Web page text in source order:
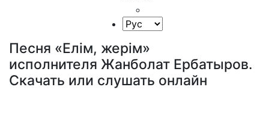
Песня «Елім, жерім»
исполнителя Жанболат Ербатыров.
Скачать или слушать онлайн